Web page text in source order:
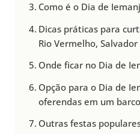
Como é o Dia de
Dicas práticas para
Rio Vermelho, Salvador
Onde ficar no Dia de
Opção para o Dia de
oferendas em um
Outras festas